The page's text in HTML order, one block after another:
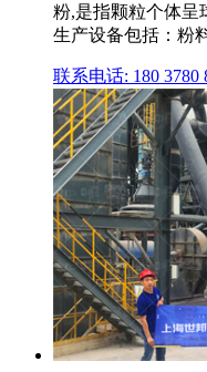
粉,是指颗粒个体呈
生产设备包括：粉
联系电话: 180 3780